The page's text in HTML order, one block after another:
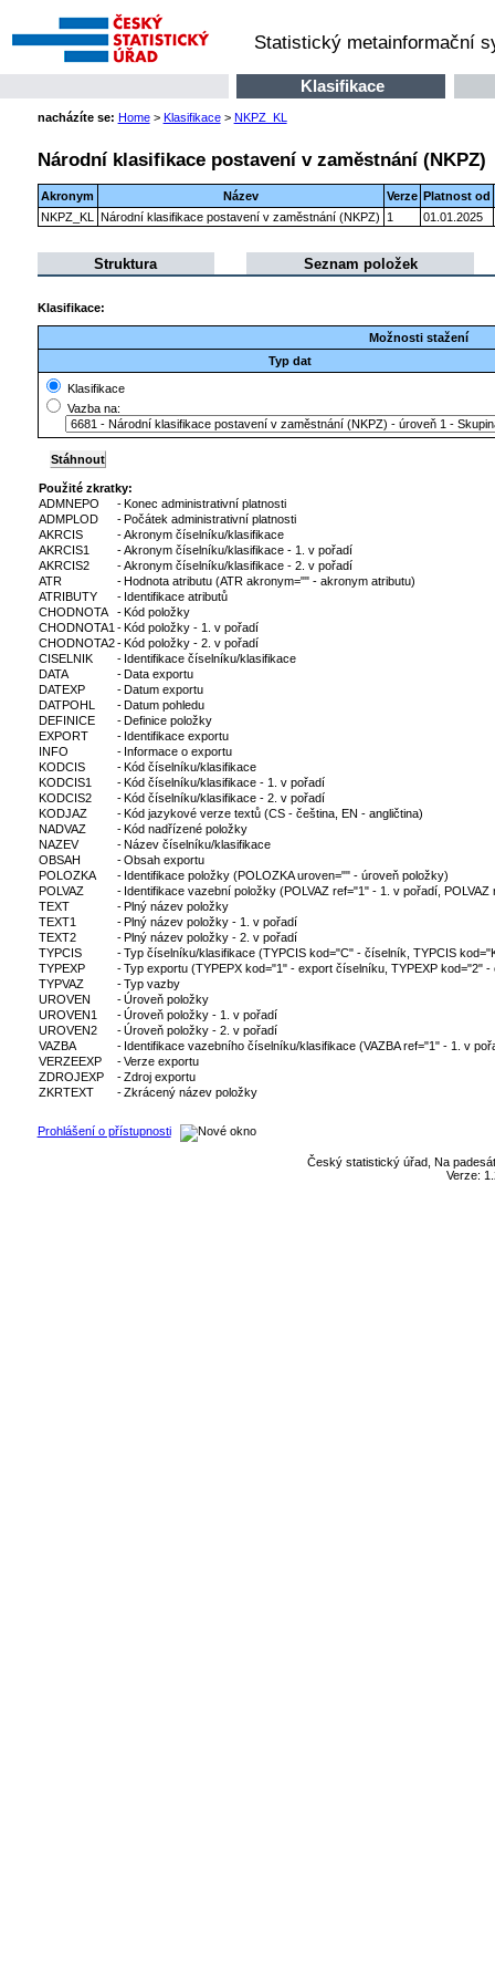
Statistický metainformační
Klasifikace
nacházíte se: Home> Klasifikace> NKPZ_KL
Národní klasifikace postavení v zaměstnání (NKPZ)
Akronym Název Verze Platnost od
NKPZ_KL
Národní klasifikace postavení v zaměstnání (NKPZ) 1 01.01.2025
Struktura Seznam položek
Klasifikace:
Možnosti stažení
Typ dat
Klasifikace
Vazba na:
Použité zkratky:
ADMNEPO
- Konec administrativní platnosti
ADMPLOD
- Počátek administrativní platnosti
AKRCIS
- Akronym číselníku/klasifikace
AKRCIS1
- Akronym číselníku/klasifikace - 1. v pořadí
AKRCIS2
- Akronym číselníku/klasifikace - 2. v pořadí
ATR
- Hodnota atributu (ATR akronym="" - akronym atributu)
ATRIBUTY
- Identifikace atributů
CHODNOTA
- Kód položky
CHODNOTA1 - Kód položky - 1. v pořadí
CHODNOTA2 - Kód položky - 2. v pořadí
CISELNIK
- Identifikace číselníku/klasifikace
DATA
- Data exportu
DATEXP
- Datum exportu
DATPOHL
- Datum pohledu
DEFINICE
- Definice položky
EXPORT
- Identifikace exportu
INFO
- Informace o exportu
KODCIS
- Kód číselníku/klasifikace
KODCIS1
- Kód číselníku/klasifikace - 1. v pořadí
KODCIS2
- Kód číselníku/klasifikace - 2. v pořadí
KODJAZ
- Kód jazykové verze textů (CS - čeština, EN - angličtina)
NADVAZ
- Kód nadřízené položky
NAZEV
- Název číselníku/klasifikace
OBSAH
- Obsah exportu
POLOZKA
- Identifikace položky (POLOZKA uroven="" - úroveň položky)
POLVAZ
- Identifikace vazební položky (POLVAZ ref="1" - 1. v pořadí,
TEXT
- Plný název položky
TEXT1
- Plný název položky - 1. v pořadí
TEXT2
- Plný název položky - 2. v pořadí
TYPCIS
- Typ číselníku/klasifikace (TYPCIS kod="C" - číselník, TYPCIS
TYPEXP
- Typ exportu (TYPEPX kod="1" - export číselníku, TYPEXP
TYPVAZ
- Typ vazby
UROVEN
- Úroveň položky
UROVEN1
- Úroveň položky - 1. v pořadí
UROVEN2
- Úroveň položky - 2. v pořadí
VAZBA
- Identifikace vazebního číselníku/klasifikace (VAZBA ref="1" - 1. v
VERZEEXP
- Verze exportu
ZDROJEXP
- Zdroj exportu
ZKRTEXT
- Zkrácený název položky
Prohlášení o přístupnosti
Český statistický úřad, Na
Verze: